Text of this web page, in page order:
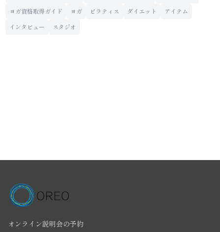
ヨガ資格取得ガイド
ヨガ ピラティス ダイエット
アイテム
インタビュー
スタジオ
オンライン説明会の予約